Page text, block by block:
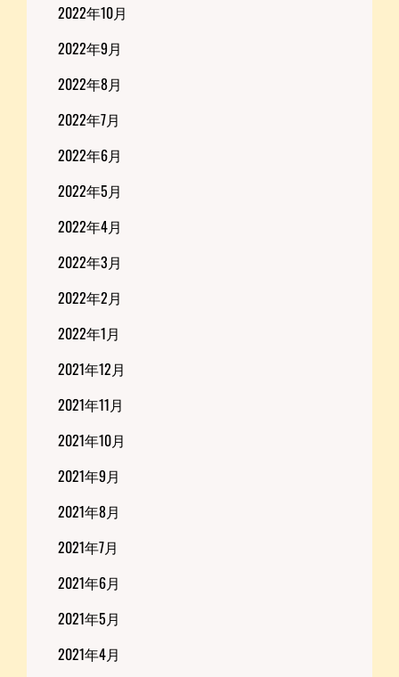
2022年10月
2022年9月
2022年8月
2022年7月
2022年6月
2022年5月
2022年4月
2022年3月
2022年2月
2022年1月
2021年12月
2021年11月
2021年10月
2021年9月
2021年8月
2021年7月
2021年6月
2021年5月
2021年4月